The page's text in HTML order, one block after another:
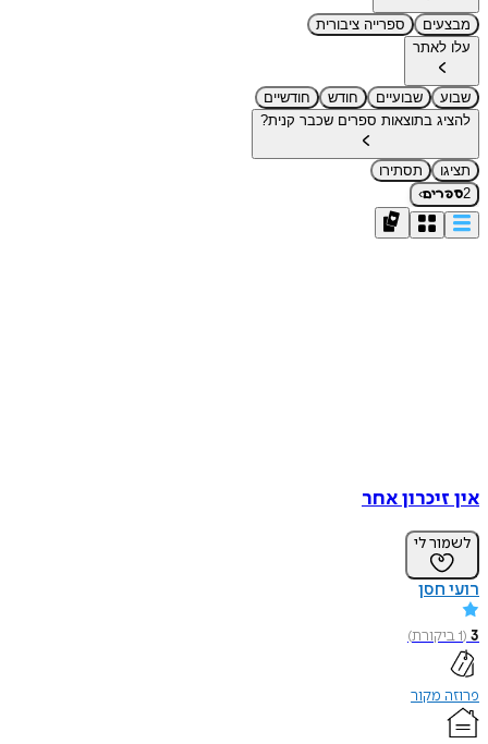
מבצעים
ספרייה ציבורית
עלו לאתר
שבוע שבועיים חודש
חודשיים
להציג בתוצאות ספרים שכבר קנית?
תציגו
תסתירו
2ספרים›
אין זיכרון אחר
לשמור לי
רועי חסן
3
(
1ביקורת)
פרוזה מקור